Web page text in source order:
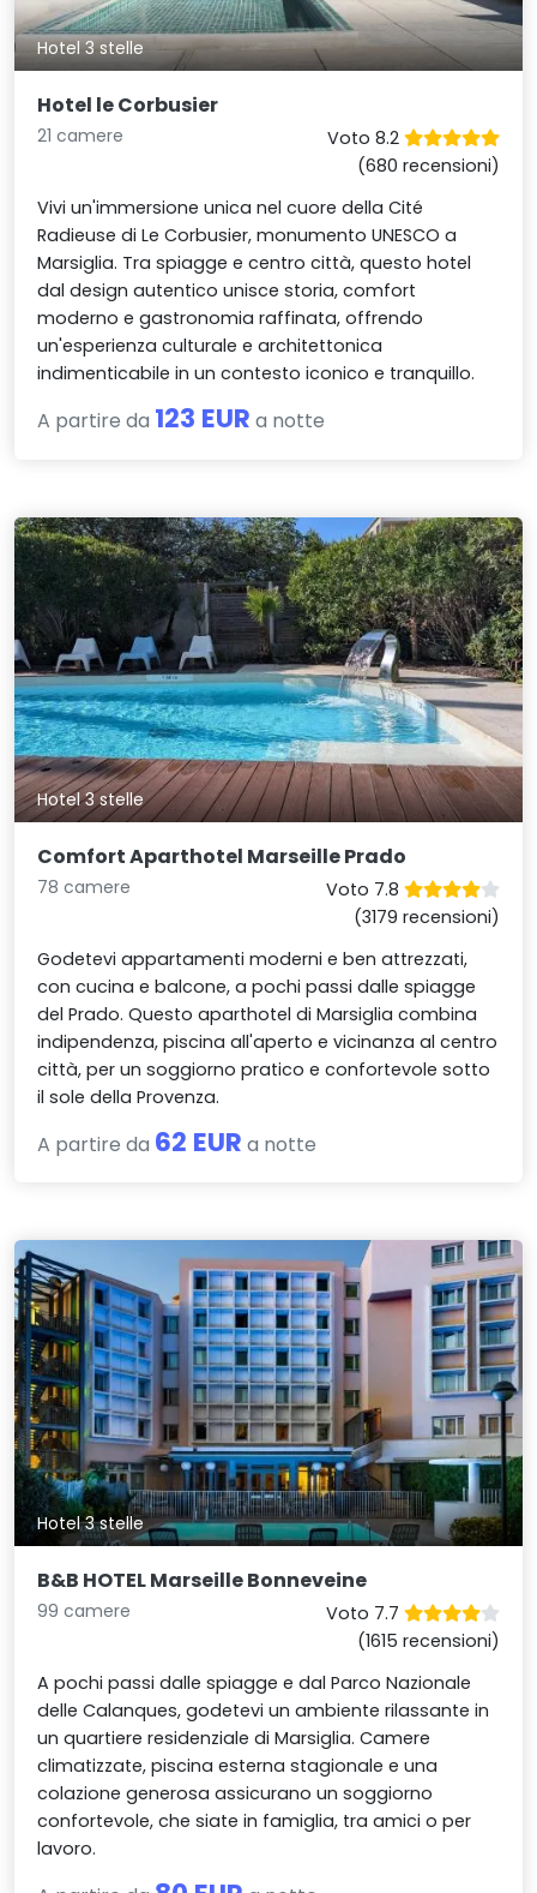
Hotel 3 stelle
Hotel le Corbusier
21 camere
Voto 8.2
(680 recensioni)
Vivi un'immersione unica nel cuore della Cité
Radieuse di Le Corbusier, monumento UNESCO a
Marsiglia. Tra spiagge e centro città, questo hotel
dal design autentico unisce storia, comfort
moderno e gastronomia raffinata, offrendo
un'esperienza culturale e architettonica
indimenticabile in un contesto iconico e tranquillo.
A partire da 123 EUR a notte
Hotel 3 stelle
Comfort Aparthotel Marseille Prado
78 camere
Voto 7.8
(3179 recensioni)
Godetevi appartamenti moderni e ben attrezzati,
con cucina e balcone, a pochi passi dalle spiagge
del Prado. Questo aparthotel di Marsiglia combina
indipendenza, piscina all'aperto e vicinanza al centro
città, per un soggiorno pratico e confortevole sotto
il sole della Provenza.
A partire da 62 EUR a notte
Hotel 3 stelle
B&B HOTEL Marseille Bonneveine
99 camere
Voto 7.7
(1615 recensioni)
A pochi passi dalle spiagge e dal Parco Nazionale
delle Calanques, godetevi un ambiente rilassante in
un quartiere residenziale di Marsiglia. Camere
climatizzate, piscina esterna stagionale e una
colazione generosa assicurano un soggiorno
confortevole, che siate in famiglia, tra amici o per
lavoro.